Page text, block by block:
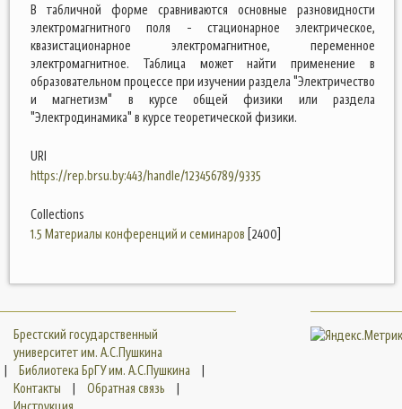
В табличной форме сравниваются основные разновидности
электромагнитного поля - стационарное электрическое,
квазистационарное электромагнитное, переменное
электромагнитное. Таблица может найти применение в
образовательном процессе при изучении раздела "Электричество
и магнетизм" в курсе общей физики или раздела
"Электродинамика" в курсе теоретической физики.
URI
https://rep.brsu.by:443/handle/123456789/9335
Collections
1.5 Материалы конференций и семинаров [2400]
Брестский государственный
университет им. А.С.Пушкина
|
Библиотека БрГУ им. А.С.Пушкина
|
Контакты
| Обратная связь
|